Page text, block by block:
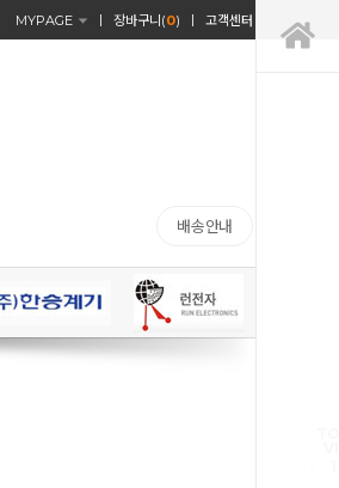
MYPAGE 장바구니(0) 고객센터
배송안내